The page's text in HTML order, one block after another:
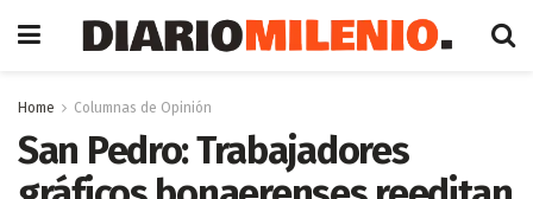
Home Columnas de Opinión
San Pedro: Trabajadores